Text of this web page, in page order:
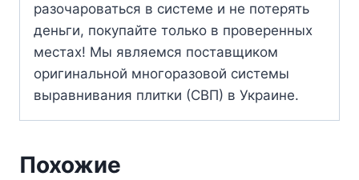
разочароваться в системе и не потерять
деньги, покупайте только в проверенных
местах! Мы являемся поставщиком
оригинальной многоразовой системы
выравнивания плитки (СВП) в Украине.
Похожие